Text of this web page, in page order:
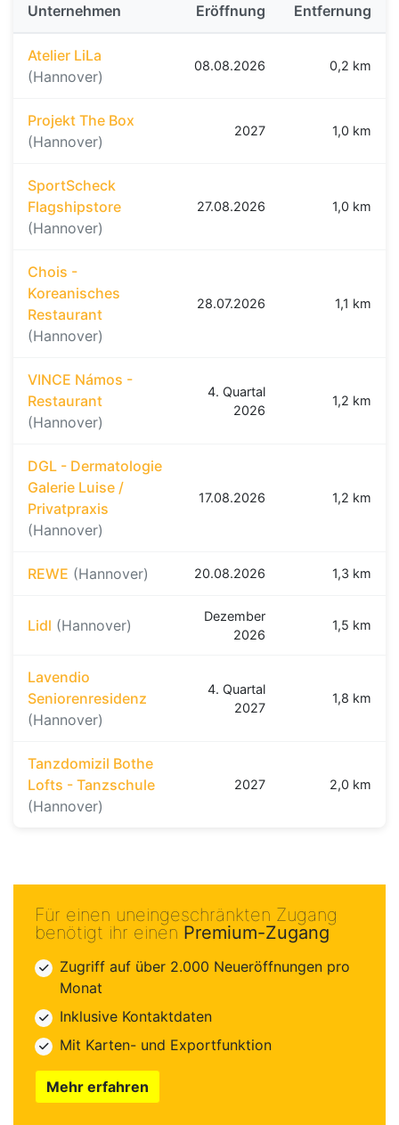
Unternehmen
Eröffnung Entfernung
Atelier LiLa
(Hannover)
08.08.2026 0,2 km
Projekt The Box
(Hannover)
2027 1,0 km
SportScheck
Flagshipstore
(Hannover)
27.08.2026 1,0 km
Chois -
Koreanisches
Restaurant
(Hannover)
28.07.2026 1,1 km
VINCE Námos -
Restaurant
(Hannover)
4. Quartal
2026
1,2 km
DGL - Dermatologie
Galerie Luise /
Privatpraxis
(Hannover)
17.08.2026 1,2 km
REWE (Hannover) 20.08.2026 1,3 km
Lidl (Hannover)
Dezember
2026
1,5 km
Lavendio
Seniorenresidenz
(Hannover)
4. Quartal
2027
1,8 km
Tanzdomizil Bothe
Lofts - Tanzschule
(Hannover)
2027 2,0 km
Für einen uneingeschränkten Zugang
benötigt ihr einen Premium-Zugang
Zugriff auf über 2.000 Neueröffnungen pro
Monat
Inklusive Kontaktdaten
Mit Karten- und Exportfunktion
Mehr erfahren